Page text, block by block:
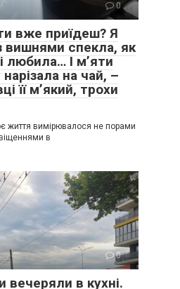
0
вже приїдеш? Я
вишнями спекла, як
любила… І м’яти
на чай, –
її м’який, трохи
життя вимірювалося не порами
в
0
вечеряли в кухні.